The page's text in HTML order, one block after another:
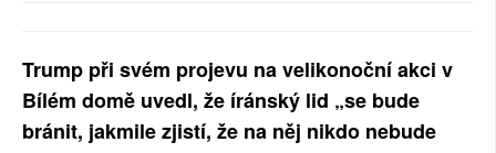
Trump při svém projevu na velikonoční akci v
Bílém domě uvedl, že íránský lid „se bude
bránit, jakmile zjistí, že na něj nikdo nebude